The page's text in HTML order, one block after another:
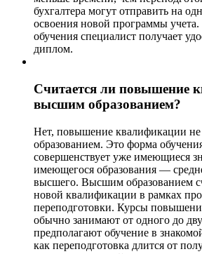
бухгалтера могут отправить на
освоения новой программы учета.
обучения специалист получает
диплом.
Считается ли повышение
высшим образованием?
Нет, повышение квалификации
образованием. Это форма
совершенствует уже имеющиеся
имеющегося образования —
высшего. Высшим образованием
новой квалификации в рамках
переподготовки. Курсы
обычно занимают от одного до
предполагают обучение в
как переподготовка длится от